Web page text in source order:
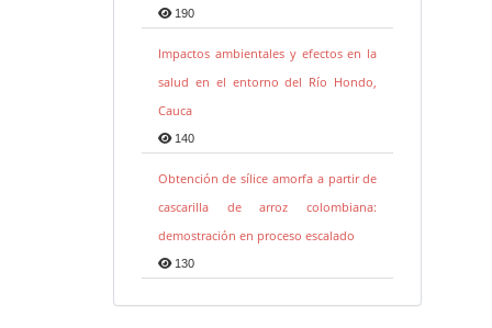
190
Impactos ambientales y efectos en la
salud en el entorno del Río Hondo,
Cauca
140
Obtención de sílice amorfa a partir de
cascarilla de arroz colombiana:
demostración en proceso escalado
130